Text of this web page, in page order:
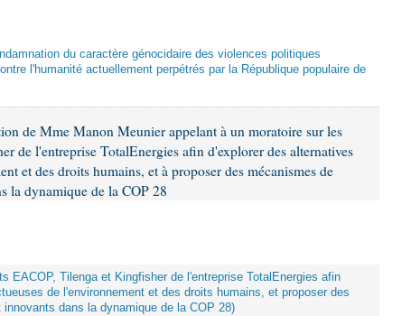
du caractère génocidaire des violences politiques
l'humanité actuellement perpétrés par la République populaire de
de Mme Manon Meunier appelant à un moratoire sur les
de l'entreprise TotalEnergies afin d'explorer des alternatives
et des droits humains, et à proposer des mécanismes de
la dynamique de la COP 28
EACOP, Tilenga et Kingfisher de l'entreprise TotalEnergies afin
de l'environnement et des droits humains, et proposer des
dans la dynamique de la COP 28)